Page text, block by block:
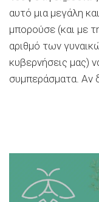
αυτό μια μεγάλη
μπορούσε (και με
αριθμό των
κυβερνήσεις μας)
συμπεράσματα. Αν